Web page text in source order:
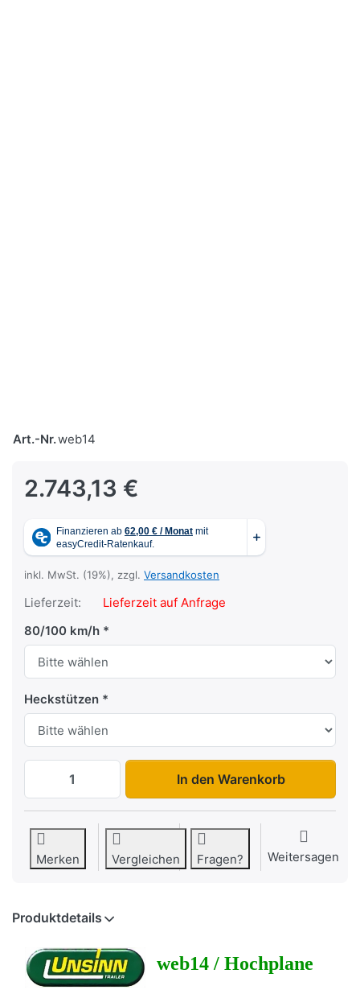
Art.-Nr.web14
2.743,13 €
inkl. MwSt. (19%), zzgl. Versandkosten
Lieferzeit:
Lieferzeit auf Anfrage
80/100 km/h
Heckstützen
WEB T 2512-13-13 Aktionsplane zu
In den Warenkorb
Merken Vergleichen Fragen? Weitersagen
Produktdetails
web14 / Hochplane